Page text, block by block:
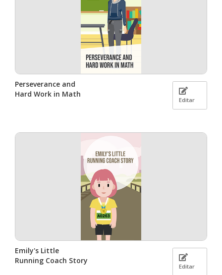
Perseverance and
Hard Work in Math
Editar
Emily's Little
Running Coach Story
Editar